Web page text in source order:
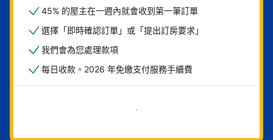
45% 的屋主在一週內就會收到第一筆訂單
選擇「即時確認訂單」或「提出訂房要求」
我們會為您處理款項
每日收款。2026 年免繳支付服務手續費
現在就開始